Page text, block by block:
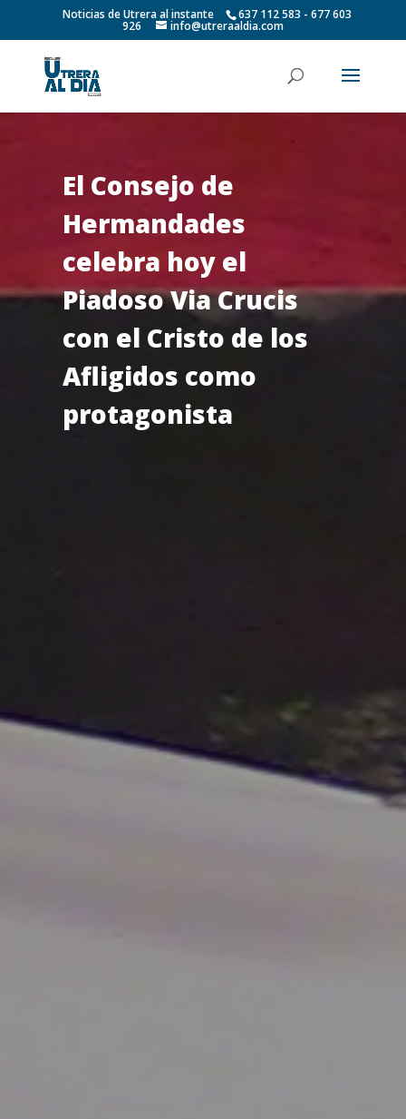
Noticias de Utrera al instante 637 112 583 - 677 603
926 info@utreraaldia.com
El Consejo de
Hermandades
celebra hoy el
Piadoso Via Crucis
con el Cristo de los
Afligidos como
protagonista